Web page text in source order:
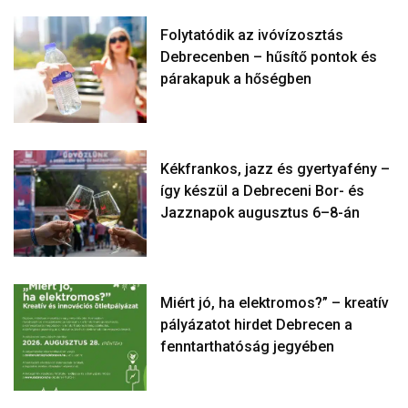
Folytatódik az ivóvízosztás
Debrecenben – hűsítő pontok és
párakapuk a hőségben
Kékfrankos, jazz és gyertyafény –
így készül a Debreceni Bor- és
Jazznapok augusztus 6–8-án
Miért jó, ha elektromos?” – kreatív
pályázatot hirdet Debrecen a
fenntarthatóság jegyében